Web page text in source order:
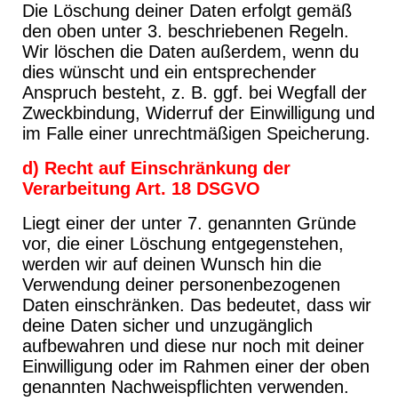
Die Löschung deiner Daten erfolgt gemäß
den oben unter 3. beschriebenen Regeln.
Wir löschen die Daten außerdem, wenn du
dies wünscht und ein entsprechender
Anspruch besteht, z. B. ggf. bei Wegfall der
Zweckbindung, Widerruf der Einwilligung und
im Falle einer unrechtmäßigen Speicherung.
d) Recht auf Einschränkung der
Verarbeitung Art. 18 DSGVO
Liegt einer der unter 7. genannten Gründe
vor, die einer Löschung entgegenstehen,
werden wir auf deinen Wunsch hin die
Verwendung deiner personenbezogenen
Daten einschränken. Das bedeutet, dass wir
deine Daten sicher und unzugänglich
aufbewahren und diese nur noch mit deiner
Einwilligung oder im Rahmen einer der oben
genannten Nachweispflichten verwenden.